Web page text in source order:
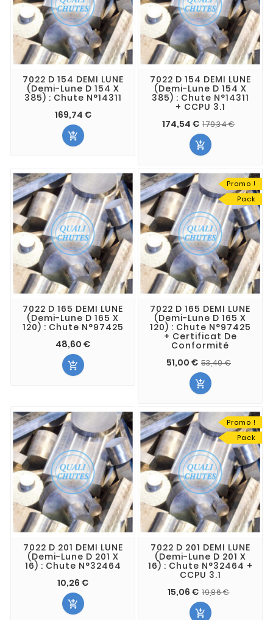
7022 D 154 DEMI LUNE
(Demi-Lune D 154 X
385) : Chute N°14311
169,74 €

7022 D 154 DEMI LUNE
(Demi-Lune D 154 X
385) : Chute N°14311
+ CCPU 3.1
174,54 € 179,34 €

7022 D 165 DEMI LUNE
(Demi-Lune D 165 X
120) : Chute N°97425
48,60 €

Promo !
Pack
7022 D 165 DEMI LUNE
(Demi-Lune D 165 X
120) : Chute N°97425
+ Certificat De
Conformité
51,00 € 53,40 €

7022 D 201 DEMI LUNE
(Demi-Lune D 201 X
16) : Chute N°32464
10,26 €

Promo !
Pack
7022 D 201 DEMI LUNE
(Demi-Lune D 201 X
16) : Chute N°32464 +
CCPU 3.1
15,06 € 19,86 €
